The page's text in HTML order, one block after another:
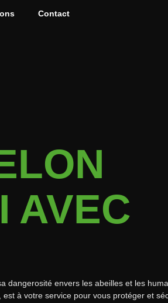
Contact
AVEC
dangerosité envers les abeilles et les
est à votre service pour vous protéger et